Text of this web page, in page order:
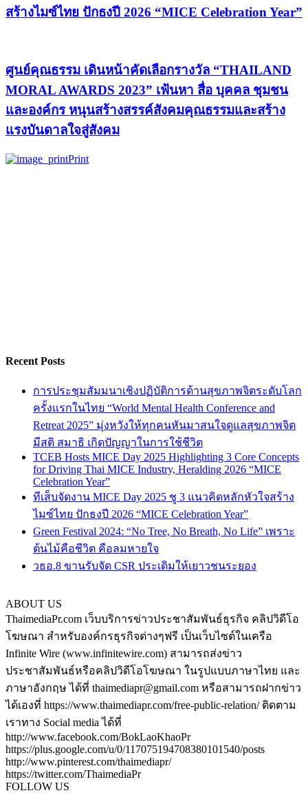
สร้างไมซ์ไทย ปักธงปี 2026 “MICE Celebration Year”
ศูนย์คุณธรรม เดินหน้าคัดเลือกรางวัล “THAILAND
MORAL AWARDS 2023” เฟ้นหา สื่อ บุคคล ชุมชน
และองค์กร หนุนสร้างสรรค์สังคมคุณธรรมและสร้าง
แรงบันดาลใจสู่สังคม
Print
Recent Posts
การประชุมสัมมนาเชิงปฏิบัติการด้านสุขภาพจิตระดับโลก
ครั้งแรกในไทย “World Mental Health Conference and
Retreat 2025” มุ่งหวังให้ทุกคนหันมาสนใจดูแลสุขภาพจิต
มีสติ สมาธิ เกิดปัญญาในการใช้ชีวิต
TCEB Hosts MICE Day 2025 Highlighting 3 Core Concepts
for Driving Thai MICE Industry, Heralding 2026 “MICE
Celebration Year”
ทีเส็บจัดงาน MICE Day 2025 ชู 3 แนวคิดหลักหัวใจสร้าง
ไมซ์ไทย ปักธงปี 2026 “MICE Celebration Year”
Green Festival 2024: “No Tree, No Breath, No Life” เพราะ
ต้นไม้คือชีวิต คือลมหายใจ
วธอ.8 ขานรับจัด CSR ประเดิมให้เยาวชนระยอง
ABOUT US
ThaimediaPr.com เว็บบริการข่าวประชาสัมพันธ์ธุรกิจ คลิปวิดีโอ
โฆษณา สำหรับองค์กรธุรกิจต่างๆฟรี เป็นเว็บไซต์ในเครือ
Infinite Wire (www.infinitewire.com) สามารถส่งข่าว
ประชาสัมพันธ์หรือคลิปวิดีโอโฆษณา ในรูปแบบภาษาไทย และ
ภาษาอังกฤษ ได้ที่ thaimediapr@gmail.com หรือสามารถฝากข่าว
ได้เองที่ https://www.thaimediapr.com/free-public-relation/ ติดตาม
เราทาง Social media ได้ที่
http://www.facebook.com/BokLaoKhaoPr
https://plus.google.com/u/0/117075194708380101540/posts
http://www.pinterest.com/thaimediapr/
https://twitter.com/ThaimediaPr
FOLLOW US